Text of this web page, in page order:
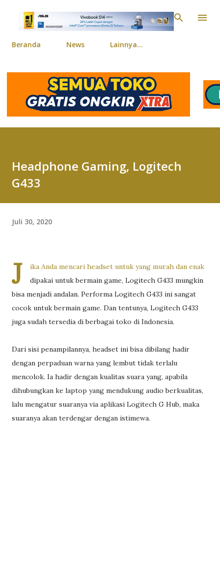
Langsung ke konten
Beranda News Lainnya…
Headphone Gaming, Logitech
G433
Juli 30, 2020
J
ika Anda mencari headset untuk yang murah dan enak
dipakai untuk bermain game, Logitech G433 mungkin
bisa menjadi andalan. Performa Logitech G433 ini sangat
cocok untuk bermain game. Dan tentunya, Logitech G433
juga sudah tersedia di berbagai toko di Indonesia.
Dari sisi penampilannya, headset ini bisa dibilang hadir
dengan perpaduan warna yang lembut tidak terlalu
mencolok. Ia hadir dengan kualitas suara yang, apabila
dihubungkan ke laptop yang mendukung audio berkualitas,
lalu mengatur suaranya via aplikasi Logitech G Hub, maka
suaranya akan terdengar dengan istimewa.